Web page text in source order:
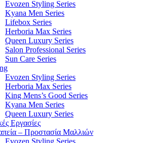
Evozen Styling Series
Kyana Men Series
Lifebox Series
Herboria Max Series
Queen Luxury Series
Salon Professional Series
Sun Care Series
Evozen Styling Series
Herboria Max Series
King Mens’s Good Series
Kyana Men Series
Queen Luxury Series
Εργασίες
– Προστασία Μαλλιών
Evozen Styling Series